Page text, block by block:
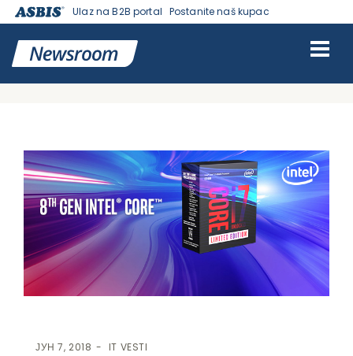
Ulaz na B2B portal Postanite naš kupac
LIMITIRANO IZDANJE 8. GENERACIJE INTEL PROCESORA CORE I7-
8086K ZA TOP GAMING ISKUSTVO
ЈУН 7, 2018 IT VESTI